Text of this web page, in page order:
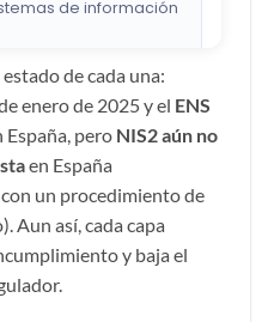
de cada una:
enero de 2025 y el ENS
pero NIS2 aún no
en España
un procedimiento de
Aun así, cada capa
y baja el